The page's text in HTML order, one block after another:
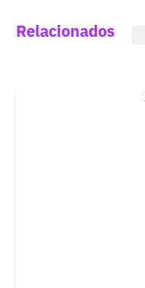
Relacionados